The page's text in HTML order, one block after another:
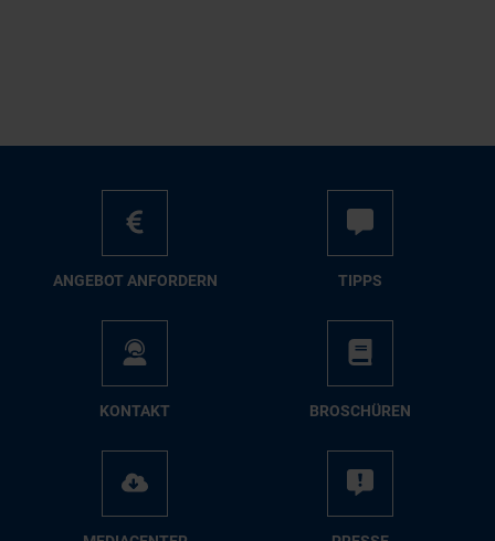
AN­GE­BOT AN­FOR­DERN TIPPS
KON­TAKT BRO­SCHÜ­REN